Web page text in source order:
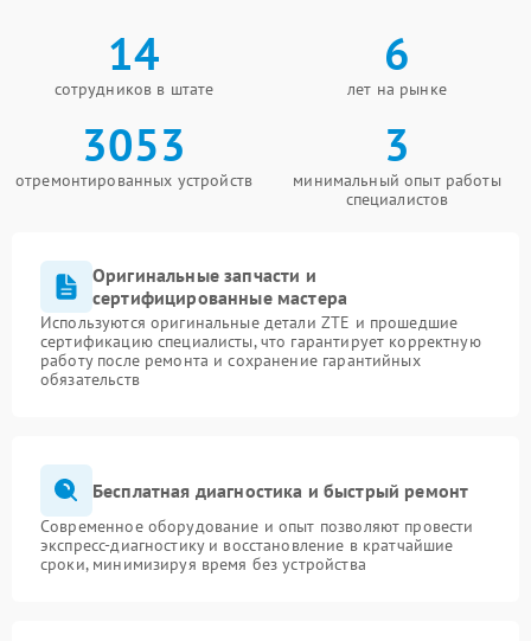
14
сотрудников в штате
6
лет на рынке
3053
отремонтированных устройств
3
минимальный опыт работы
специалистов
Оригинальные запчасти и
сертифицированные мастера
Используются оригинальные детали ZTE и прошедшие
сертификацию специалисты, что гарантирует корректную
работу после ремонта и сохранение гарантийных
обязательств
Бесплатная диагностика и быстрый ремонт
Современное оборудование и опыт позволяют провести
экспресс-диагностику и восстановление в кратчайшие
сроки, минимизируя время без устройства